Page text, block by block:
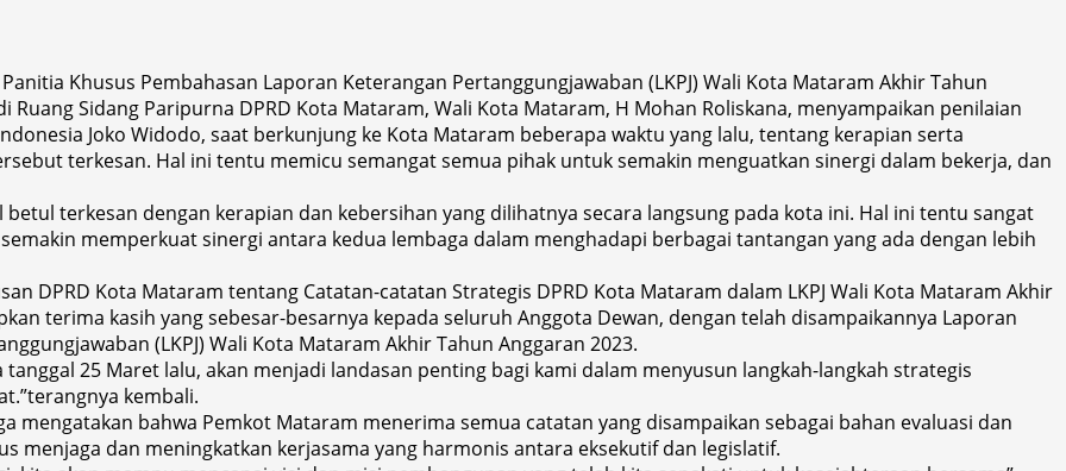
Khusus Pembahasan Laporan Keterangan Pertanggungjawaban (LKPJ) Wali Kota Mataram Akhir Tahun
Ruang Sidang Paripurna DPRD Kota Mataram, Wali Kota Mataram, H Mohan Roliskana, menyampaikan penilaian
Joko Widodo, saat berkunjung ke Kota Mataram beberapa waktu yang lalu, tentang kerapian serta
terkesan. Hal ini tentu memicu semangat semua pihak untuk semakin menguatkan sinergi dalam bekerja, dan
terkesan dengan kerapian dan kebersihan yang dilihatnya secara langsung pada kota ini. Hal ini tentu sangat
memperkuat sinergi antara kedua lembaga dalam menghadapi berbagai tantangan yang ada dengan lebih
DPRD Kota Mataram tentang Catatan-catatan Strategis DPRD Kota Mataram dalam LKPJ Wali Kota Mataram Akhir
terima kasih yang sebesar-besarnya kepada seluruh Anggota Dewan, dengan telah disampaikannya Laporan
(LKPJ) Wali Kota Mataram Akhir Tahun Anggaran 2023.
25 Maret lalu, akan menjadi landasan penting bagi kami dalam menyusun langkah-langkah strategis
kembali.
bahwa Pemkot Mataram menerima semua catatan yang disampaikan sebagai bahan evaluasi dan
menjaga dan meningkatkan kerjasama yang harmonis antara eksekutif dan legislatif.